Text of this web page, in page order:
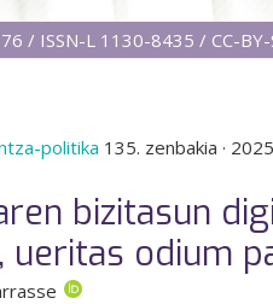
/ ISSN-L 1130-8435 / CC-BY-
politika 135. zenbakia ·
bizitasun
ueritas odium